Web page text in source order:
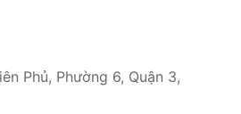
Phủ, Phường 6, Quận 3,